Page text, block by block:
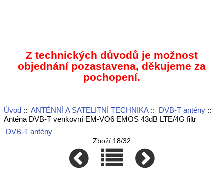
Z technických důvodů je možnost
objednání pozastavena, děkujeme za
pochopení.
Úvod:: ANTÉNNÍ A SATELITNÍ TECHNIKA:: DVB-T antény::
Anténa DVB-T venkovní EM-VO6 EMOS 43dB LTE/4G filtr
DVB-T antény
Zboží 18/32